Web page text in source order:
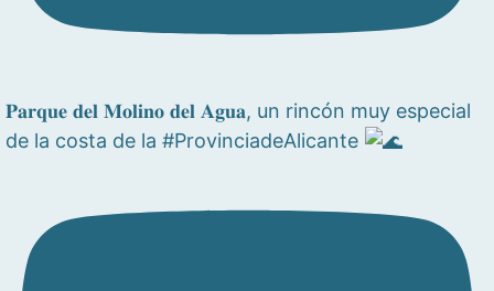
𝐏𝐚𝐫𝐪𝐮𝐞 𝐝𝐞𝐥 𝐌𝐨𝐥𝐢𝐧𝐨 𝐝𝐞𝐥 𝐀𝐠𝐮𝐚, un rincón muy especial
de la costa de la #ProvinciadeAlicante